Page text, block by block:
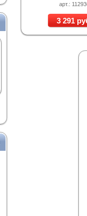
арт.:
3 291